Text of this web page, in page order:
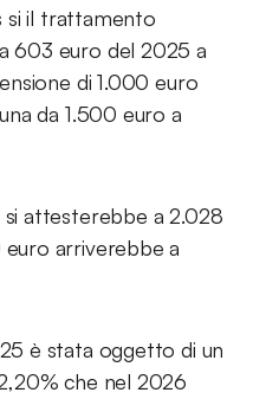
si il trattamento
603 euro del 2025 a
di 1.000 euro
da 1.500 euro a
attesterebbe a 2.028
arriverebbe a
è stata oggetto di un
che nel 2026